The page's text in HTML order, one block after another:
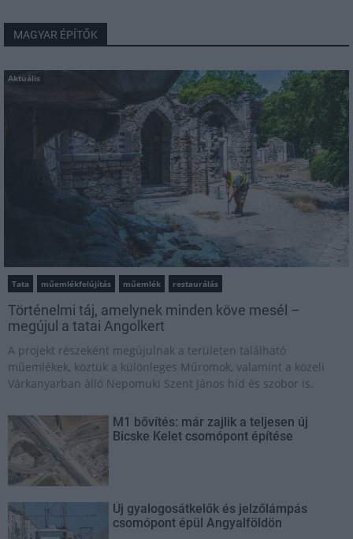
MAGYAR ÉPÍTŐK
Aktuális
Tata műemlékfelújítás műemlék restaurálás
Történelmi táj, amelynek minden köve mesél –
megújul a tatai Angolkert
A projekt részeként megújulnak a területen található
műemlékek, köztük a különleges Műromok, valamint a közeli
Várkanyarban álló Nepomuki Szent János híd és szobor is.
M1 bővítés: már zajlik a teljesen új
Bicske Kelet csomópont építése
Új gyalogosátkelők és jelzőlámpás
csomópont épül Angyalföldön